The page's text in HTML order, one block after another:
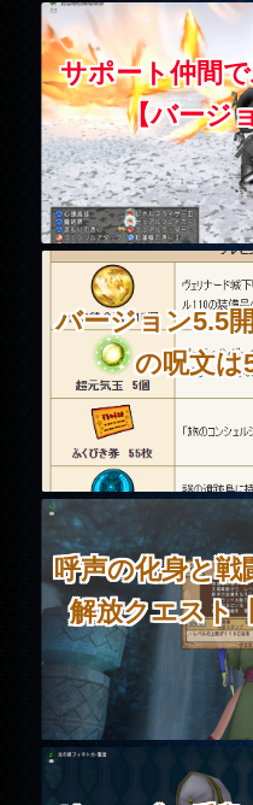
サポート仲間
【バージ
バージョン5.5
の呪文は
呼声の化身と戦
解放クエスト